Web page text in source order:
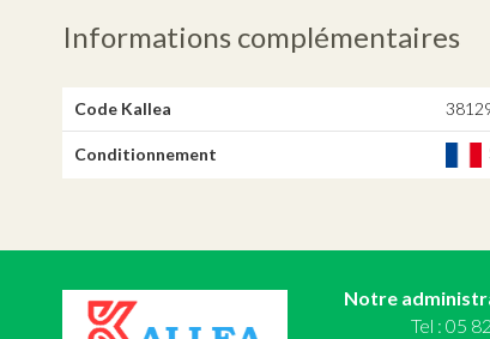
Informations complémentaires
Code Kallea
Conditionnement
Notre
Tel : 05